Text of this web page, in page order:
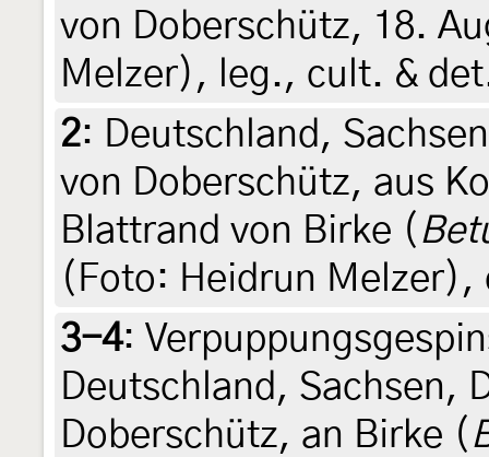
von Doberschütz, 18.
Melzer), leg., cult. &
2: Deutschland,
von Doberschütz, aus
Blattrand von Birke (
(Foto: Heidrun
3-4:
Deutschland, Sachsen,
Doberschütz, an Birke (